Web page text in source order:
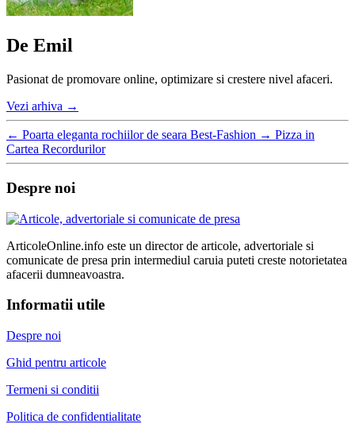
De Emil
Pasionat de promovare online, optimizare si crestere nivel afaceri.
Vezi arhiva →
← Poarta eleganta rochiilor de seara Best-Fashion → Pizza in
Cartea Recordurilor
Despre noi
ArticoleOnline.info este un director de articole, advertoriale si
comunicate de presa prin intermediul caruia puteti creste notorietatea
afacerii dumneavoastra.
Informatii utile
Despre noi
Ghid pentru articole
Termeni si conditii
Politica de confidentialitate